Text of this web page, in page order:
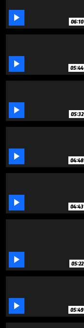
21
seconds
 06:10
 05:44
 05:32
 04:48
 04:43
 05:22
 05:49